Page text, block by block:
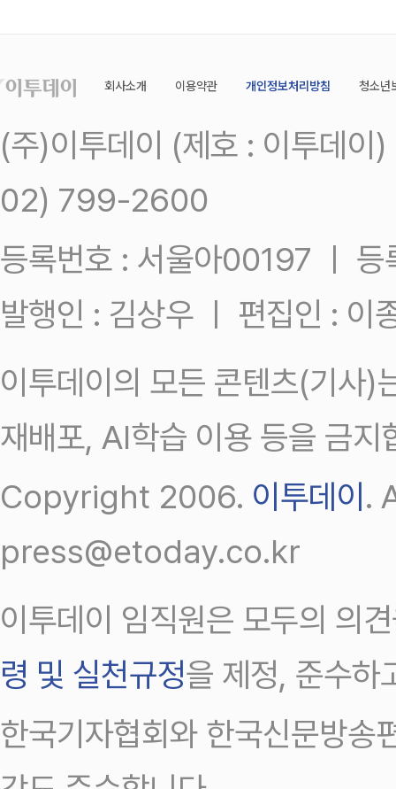
회사소개 이용약관 개인정보처리방침 청소년
(주)이투데이 (제호 : 이투데
02) 799-2600
등록번호 : 서울아00197 ㅣ
발행인 : 김상우 ㅣ 편집인 : 이
이투데이의 모든 콘텐츠(기사)
재배포, AI학습 이용 등을 금지
Copyright 2006. 이투데이.
press@etoday.co.kr
이투데이 임직원은 모두의 의
령 및 실천규정을 제정, 준수하
한국기자협회와 한국신문방송